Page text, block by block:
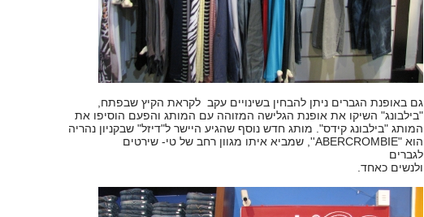
גם באופנת הגברים ניתן להבחין בשינויים עקב לקראת הקיץ שבפתח,
"בילבונג" השיקו את אופנת הגלישה המזוהה עם המותג והפעם הוסיפו את
המותג "בילבונג קידס". מותג חדש נוסף שהגיע היישר ל"דיזל" שבקניון נהריה
הוא "ABERCROMBIE'', שמביא איתו מגוון רחב של טי- שירטים
לגברים
ולנשים כאחד.